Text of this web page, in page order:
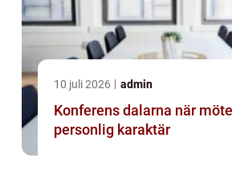
10 juli 2026 admin
Konferens dalarna när mötet får egen
personlig karaktär